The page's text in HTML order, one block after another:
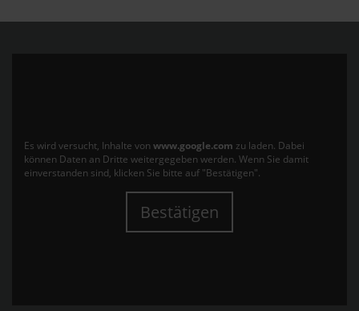
Es wird versucht, Inhalte von www.google.com zu laden. Dabei
können Daten an Dritte weitergegeben werden. Wenn Sie damit
einverstanden sind, klicken Sie bitte auf "Bestätigen".
Bestätigen